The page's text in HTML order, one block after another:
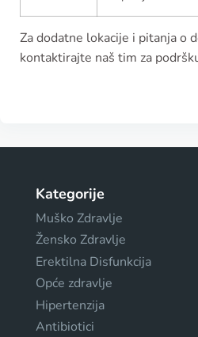
Za dodatne lokacije i pitanja o
kontaktirajte naš tim za
Kategorije
Muško Zdravlje
Žensko Zdravlje
Erektilna Disfunkcija
Opće zdravlje
Hipertenzija
Antibiotici